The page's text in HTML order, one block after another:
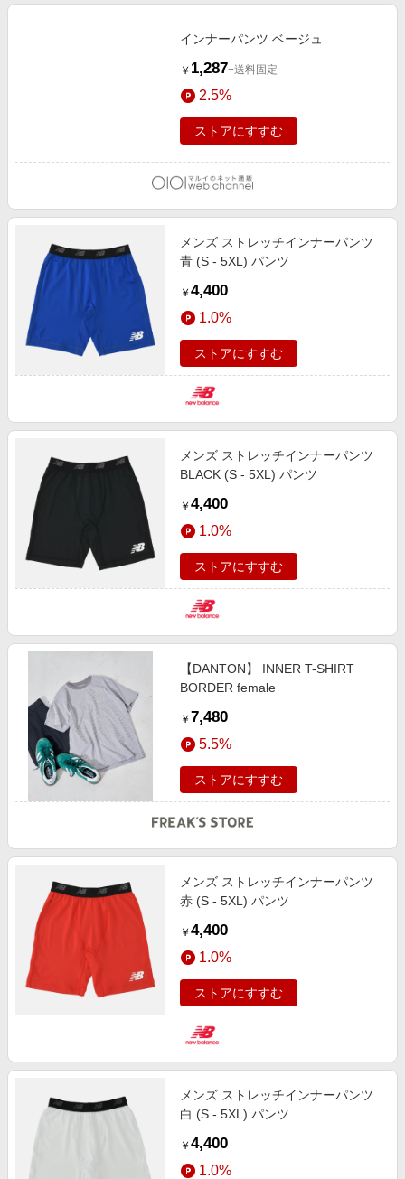
インナーパンツ ベージュ
￥ 1,287+送料固定
2.5%
ストアにすすむ
メンズ ストレッチインナーパンツ
青 (S - 5XL) パンツ
￥ 4,400
1.0%
ストアにすすむ
メンズ ストレッチインナーパンツ
BLACK (S - 5XL) パンツ
￥ 4,400
1.0%
ストアにすすむ
【DANTON】 INNER T-SHIRT
BORDER female
￥ 7,480
5.5%
ストアにすすむ
メンズ ストレッチインナーパンツ
赤 (S - 5XL) パンツ
￥ 4,400
1.0%
ストアにすすむ
メンズ ストレッチインナーパンツ
白 (S - 5XL) パンツ
￥ 4,400
1.0%